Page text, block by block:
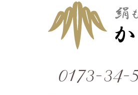
0173-34-